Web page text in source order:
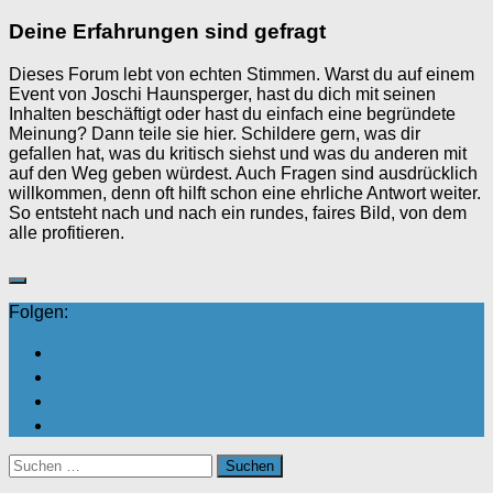
Deine Erfahrungen sind gefragt
Dieses Forum lebt von echten Stimmen. Warst du auf einem
Event von Joschi Haunsperger, hast du dich mit seinen
Inhalten beschäftigt oder hast du einfach eine begründete
Meinung? Dann teile sie hier. Schildere gern, was dir
gefallen hat, was du kritisch siehst und was du anderen mit
auf den Weg geben würdest. Auch Fragen sind ausdrücklich
willkommen, denn oft hilft schon eine ehrliche Antwort weiter.
So entsteht nach und nach ein rundes, faires Bild, von dem
alle profitieren.
Folgen:
Suchen
nach: